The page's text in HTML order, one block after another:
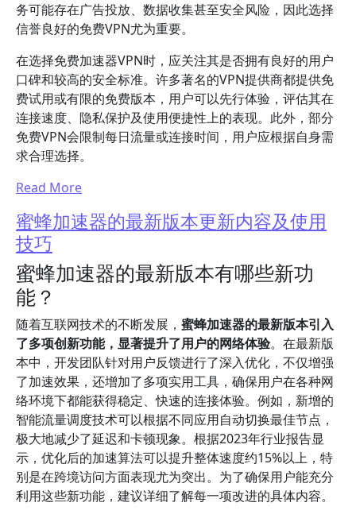
务可能存在广告投放、数据收集甚至安全风险，因此选择
信誉良好的免费VPN尤为重要。
在选择免费加速器VPN时，应关注其是否拥有良好的用户
口碑和较高的安全标准。许多著名的VPN提供商都提供免
费试用或有限的免费版本，用户可以先行体验，评估其在
连接速度、隐私保护及使用便捷性上的表现。此外，部分
免费VPN会限制每日流量或连接时间，用户应根据自身需
求合理选择。
Read More
蜜蜂加速器的最新版本更新内容及使用
技巧
蜜蜂加速器的最新版本有哪些新功
能？
随着互联网技术的不断发展， 蜜蜂加速器的最新版本引入
了多项创新功能，显著提升了用户的网络体验。在最新版
本中，开发团队针对用户反馈进行了深入优化，不仅增强
了加速效果，还增加了多项实用工具，确保用户在各种网
络环境下都能获得稳定、快速的连接体验。例如，新增的
智能流量调度技术可以根据不同应用自动切换最佳节点，
极大地减少了延迟和卡顿现象。根据2023年行业报告显
示，优化后的加速算法可以提升整体速度约15%以上，特
别是在跨境访问方面表现尤为突出。为了确保用户能充分
利用这些新功能，建议详细了解每一项改进的具体内容。